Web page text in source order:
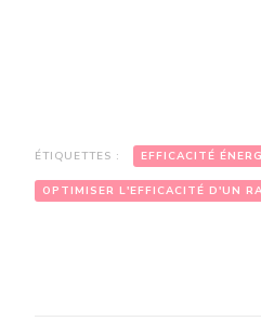
ÉTIQUETTES : EFFICACITÉ
OPTIMISER L'EFFICACITÉ D'UN